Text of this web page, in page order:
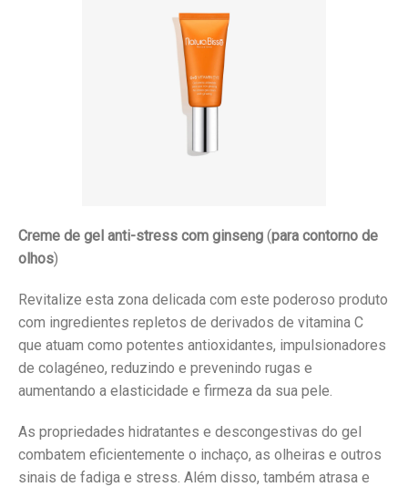
Creme de gel anti-stress com ginseng (para contorno de
olhos)
Revitalize esta zona delicada com este poderoso produto
com ingredientes repletos de derivados de vitamina C
que atuam como potentes antioxidantes, impulsionadores
de colagéneo, reduzindo e prevenindo rugas e
aumentando a elasticidade e firmeza da sua pele.
As propriedades hidratantes e descongestivas do gel
combatem eficientemente o inchaço, as olheiras e outros
sinais de fadiga e stress. Além disso, também atrasa e